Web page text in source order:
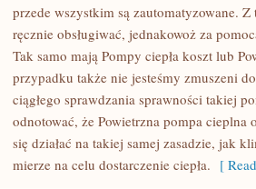
SKLEP
KAWA
przede wszystkim są zautomatyzowane.
ręcznie obsługiwać, jednakowoż za
Tak samo mają Pompy ciepła koszt lub
przypadku także nie jesteśmy zmuszeni
ciągłego sprawdzania sprawności takiej
odnotować, że Powietrzna pompa
się działać na takiej samej zasadzie, jak
mierze na celu dostarczenie ciepła. [